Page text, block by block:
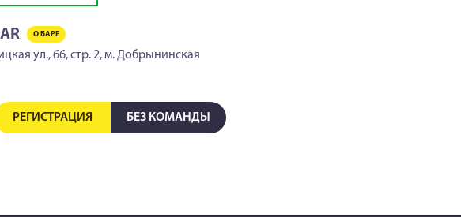
О БАРЕ
ул., 66, стр. 2, м. Добрынинская
РЕГИСТРАЦИЯ БЕЗ КОМАНДЫ